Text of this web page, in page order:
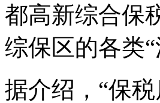
都高新综合保
综保区的各类
据介绍，“保